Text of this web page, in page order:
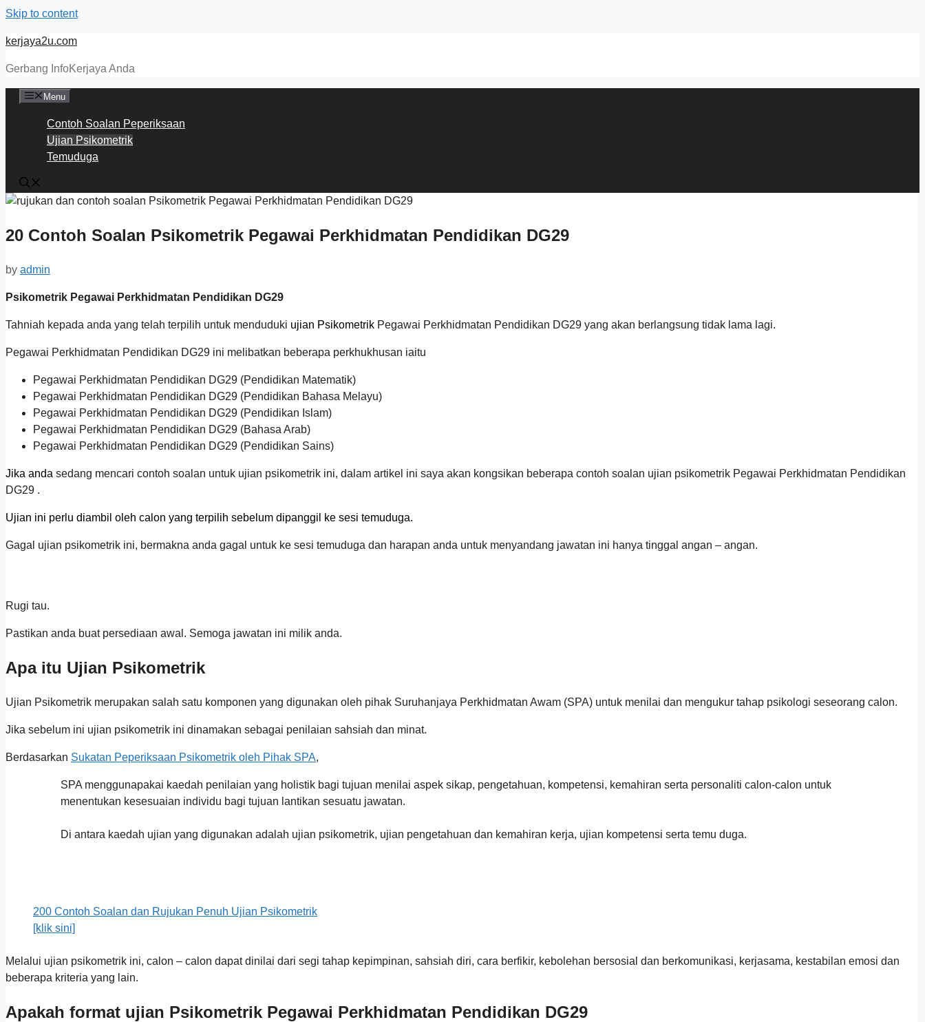
Skip to content
kerjaya2u.com
Gerbang InfoKerjaya Anda
Menu
Contoh Soalan Peperiksaan
Ujian Psikometrik
Temuduga
20 Contoh Soalan Psikometrik Pegawai Perkhidmatan Pendidikan DG29
by admin
Psikometrik Pegawai Perkhidmatan Pendidikan DG29
Tahniah kepada anda yang telah terpilih untuk menduduki ujian Psikometrik Pegawai Perkhidmatan Pendidikan DG29 yang akan berlangsung tidak lama lagi.
Pegawai Perkhidmatan Pendidikan DG29 ini melibatkan beberapa perkhukhusan iaitu
Pegawai Perkhidmatan Pendidikan DG29 (Pendidikan Matematik)
Pegawai Perkhidmatan Pendidikan DG29 (Pendidikan Bahasa Melayu)
Pegawai Perkhidmatan Pendidikan DG29 (Pendidikan Islam)
Pegawai Perkhidmatan Pendidikan DG29 (Bahasa Arab)
Pegawai Perkhidmatan Pendidikan DG29 (Pendidikan Sains)
Jika anda sedang mencari contoh soalan untuk ujian psikometrik ini, dalam artikel ini saya akan kongsikan beberapa contoh soalan ujian psikometrik Pegawai Perkhidmatan Pendidikan
DG29 .
Ujian ini perlu diambil oleh calon yang terpilih sebelum dipanggil ke sesi temuduga.
Gagal ujian psikometrik ini, bermakna anda gagal untuk ke sesi temuduga dan harapan anda untuk menyandang jawatan ini hanya tinggal angan – angan.
Rugi tau.
Pastikan anda buat persediaan awal. Semoga jawatan ini milik anda.
Apa itu Ujian Psikometrik
Ujian Psikometrik merupakan salah satu komponen yang digunakan oleh pihak Suruhanjaya Perkhidmatan Awam (SPA) untuk menilai dan mengukur tahap psikologi seseorang calon.
Jika sebelum ini ujian psikometrik ini dinamakan sebagai penilaian sahsiah dan minat.
Berdasarkan Sukatan Peperiksaan Psikometrik oleh Pihak SPA,
SPA menggunapakai kaedah penilaian yang holistik bagi tujuan menilai aspek sikap, pengetahuan, kompetensi, kemahiran serta personaliti calon-calon untuk
menentukan kesesuaian individu bagi tujuan lantikan sesuatu jawatan.
Di antara kaedah ujian yang digunakan adalah ujian psikometrik, ujian pengetahuan dan kemahiran kerja, ujian kompetensi serta temu duga.
200 Contoh Soalan dan Rujukan Penuh Ujian Psikometrik
[klik sini]
Melalui ujian psikometrik ini, calon – calon dapat dinilai dari segi tahap kepimpinan, sahsiah diri, cara berfikir, kebolehan bersosial dan berkomunikasi, kerjasama, kestabilan emosi dan
beberapa kriteria yang lain.
Apakah format ujian Psikometrik Pegawai Perkhidmatan Pendidikan DG29